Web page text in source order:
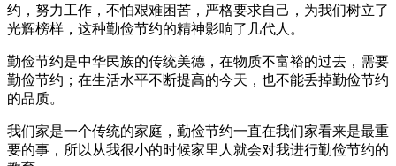
约，努力工作，不怕艰难困苦，严格要求自己，为我们树立了
光辉榜样，这种勤俭节约的精神影响了几代人。
勤俭节约是中华民族的传统美德，在物质不富裕的过去，需要
勤俭节约；在生活水平不断提高的今天，也不能丢掉勤俭节约
的品质。
我们家是一个传统的家庭，勤俭节约一直在我们家看来是最重
要的事，所以从我很小的时候家里人就会对我进行勤俭节约的